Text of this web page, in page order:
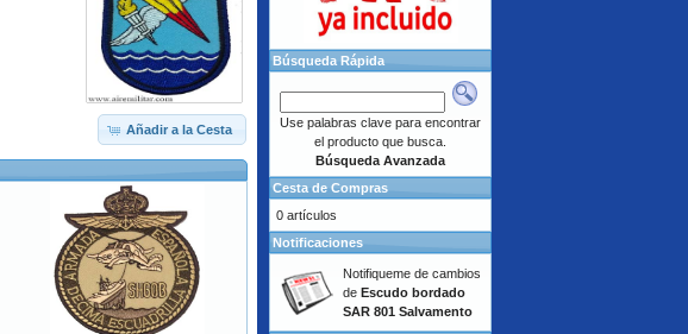
Añadir a la Cesta
Búsqueda Rápida
Use palabras clave para encontrar
el producto que busca.
Búsqueda Avanzada
Cesta de Compras
0 artículos
Notificaciones
Notifiqueme de cambios
de Escudo bordado
SAR 801 Salvamento